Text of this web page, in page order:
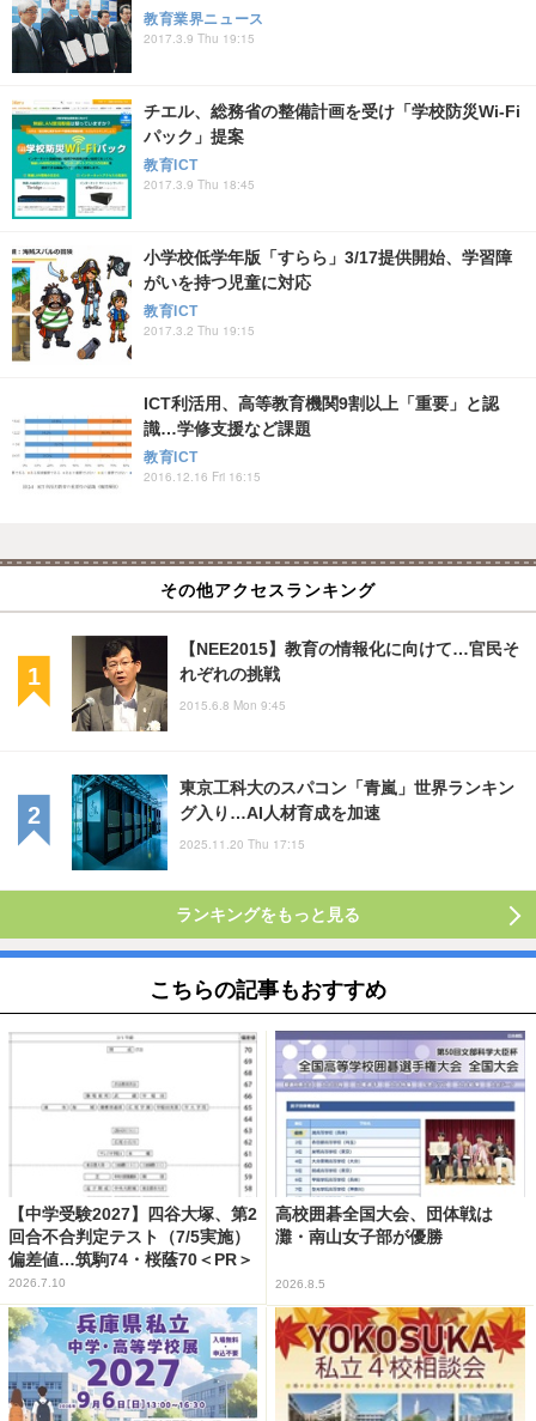
教育業界ニュース
2017.3.9 Thu 19:15
チエル、総務省の整備計画を受け「学校防災Wi-Fi
パック」提案
教育ICT
2017.3.9 Thu 18:45
小学校低学年版「すらら」3/17提供開始、学習障
がいを持つ児童に対応
教育ICT
2017.3.2 Thu 19:15
ICT利活用、高等教育機関9割以上「重要」と認
識…学修支援など課題
教育ICT
2016.12.16 Fri 16:15
その他アクセスランキング
【NEE2015】教育の情報化に向けて…官民そ
れぞれの挑戦
2015.6.8 Mon 9:45
東京工科大のスパコン「青嵐」世界ランキン
グ入り…AI人材育成を加速
2025.11.20 Thu 17:15
ランキングをもっと見る
こちらの記事もおすすめ
【中学受験2027】四谷大塚、第2
回合不合判定テスト（7/5実施）
偏差値…筑駒74・桜蔭70＜PR＞
2026.7.10
高校囲碁全国大会、団体戦は
灘・南山女子部が優勝
2026.8.5